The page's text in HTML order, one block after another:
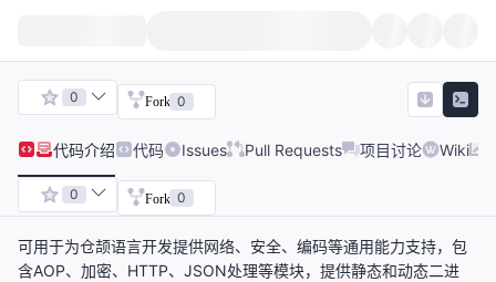
0 Fork 0
代码介绍 代码 Issues Pull Requests 项目讨论 Wiki
0 Fork 0
可用于为仓颉语言开发提供网络、安全、编码等通用能力支持，包
含AOP、加密、HTTP、JSON处理等模块，提供静态和动态二进